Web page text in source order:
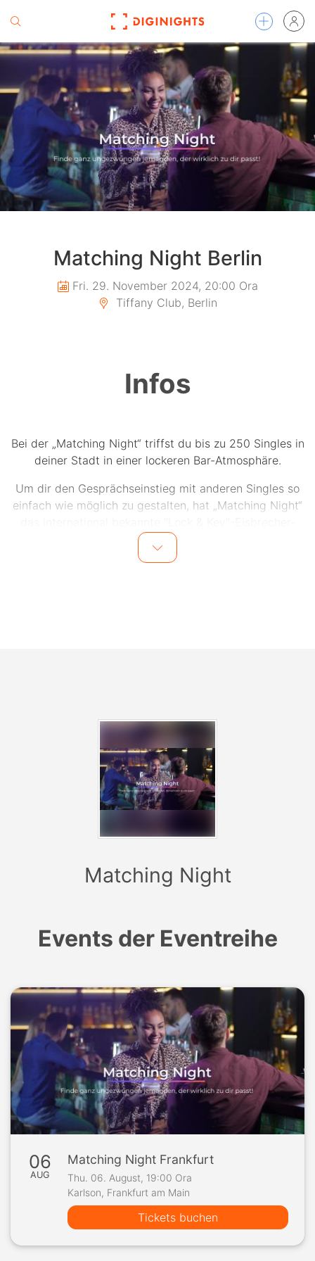
Matching Night Berlin
Fri. 29. November 2024, 20:00 Ora
Tiffany Club, Berlin
Infos
Bei der „Matching Night“ triffst du bis zu 250 Singles in
deiner Stadt in einer lockeren Bar-Atmosphäre.
Um dir den Gesprächseinstieg mit anderen Singles so
einfach wie möglich zu gestalten, hat „Matching Night“
Element eingeführt. Hierbei bekommt jede Frau einen
Schlüssel und jeder Mann ein Schloss. Wenn der
Worauf wartest du also noch? Melde dich jetzt zur
„Matching Night“ an und finde dein perfektes Match:
https://speeddating-xxl.de/matching-night
Matching Night
Events der Eventreihe
06
AUG
Matching Night Frankfurt
Thu. 06. August, 19:00 Ora
Karlson, Frankfurt am Main
Tickets buchen